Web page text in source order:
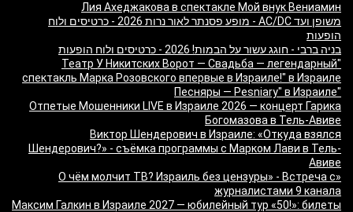
Лия Ахеджакова в спектакле Мой внук Вениамин
משופן ועד AC/DC - מופע פסנתר לאור נרות 2026 - כרטיסים ולוח
הופעות
בניה ברבי - חוגג עשור על הבמות! 2026 - כרטיסים ולוח הופעות
"Театр У Никитских Ворот — Свадьба — легендарный
спектакль Марка Розовского впервые в Израиле!" в Израиле
"Песняры — Pesniary" в Израиле
Отпетые Мошенники LIVE в Израиле 2026 — концерт Гарика
Богомазова в Тель-Авиве
Виктор Шендерович в Израиле: «Откуда взялся
Шендерович?» - съёмка программы с Марком Лави в Тель-
Авиве
«О чём молчит ТВ? Израиль без цензуры» - Встреча с
журналистами 9 канала
Максим Галкин в Израиле 2027 — юбилейный тур «50!»: билеты